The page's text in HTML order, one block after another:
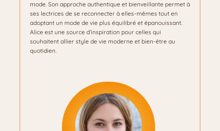
mode. Son approche authentique et bienveillante permet à
ses lectrices de se reconnecter à elles-mêmes tout en
adoptant un mode de vie plus équilibré et épanouissant.
Alice est une source d’inspiration pour celles qui
souhaitent allier style de vie moderne et bien-être au
quotidien.